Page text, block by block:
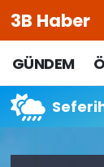
3B Haber
GÜNDEM